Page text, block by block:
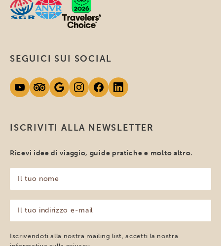
ISCRIVITI ALLA NEWSLETTER
Ricevi idee di viaggio, guide pratiche e molto altro.
tuo
nome
(Obbligatorio)
tuo
indirizzo
e-
mail
Iscrivendoti alla nostra mailing list, accetti la nostra
SEGUICI SUI SOCIAL